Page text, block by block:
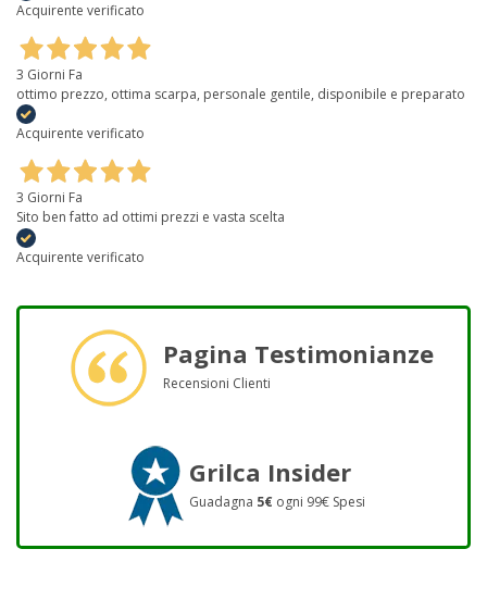
Acquirente verificato
3 Giorni Fa
ottimo prezzo, ottima scarpa, personale gentile, disponibile e preparato
Acquirente verificato
3 Giorni Fa
Sito ben fatto ad ottimi prezzi e vasta scelta
Acquirente verificato
Pagina Testimonianze
Recensioni Clienti
Grilca Insider
Guadagna 5€ ogni 99€ Spesi